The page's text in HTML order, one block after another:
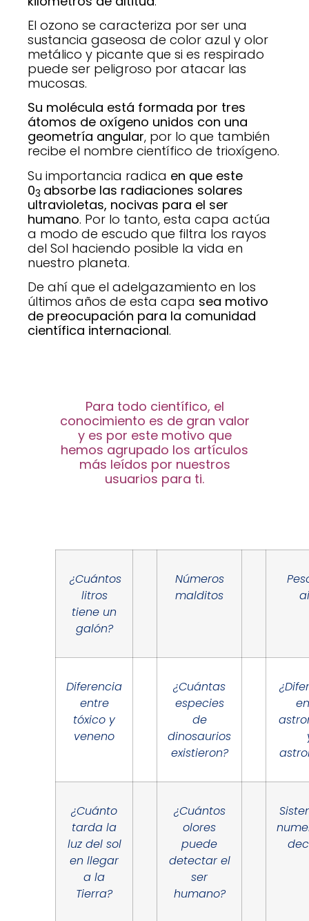
El ozono se caracteriza por ser una
sustancia gaseosa de color azul y olor
metálico y picante que si es respirado
puede ser peligroso por atacar las
mucosas.
Su molécula está formada por tres
átomos de oxígeno unidos con una
geometría angular, por lo que también
recibe el nombre científico de trioxígeno.
Su importancia radica en que este
03 absorbe las radiaciones solares
ultravioletas, nocivas para el ser
humano. Por lo tanto, esta capa actúa
a modo de escudo que filtra los rayos
del Sol haciendo posible la vida en
nuestro planeta.
De ahí que el adelgazamiento en los
últimos años de esta capa sea motivo
de preocupación para la comunidad
científica internacional.
Para todo científico, el
conocimiento es de gran valor
y es por este motivo que
hemos agrupado los artículos
más leídos por nuestros
usuarios para ti.
¿Cuántos
litros
tiene un
galón?
Números
malditos
Diferencia
entre
tóxico y
veneno
¿Cuántas
especies
de
dinosaurios
existieron?
¿Cuánto
tarda la
luz del sol
en llegar
a la
Tierra?
¿Cuántos
olores
puede
detectar el
ser
humano?